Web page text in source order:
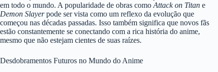
em todo o mundo. A popularidade de obras comoAttack on Titan e
Demon Slayerpode ser vista como um reflexo da evolução que
começou nas décadas passadas. Isso também significa que novos fãs
estão constantemente se conectando com a rica história do anime,
mesmo que não estejam cientes de suas raízes.
Desdobramentos Futuros no Mundo do Anime